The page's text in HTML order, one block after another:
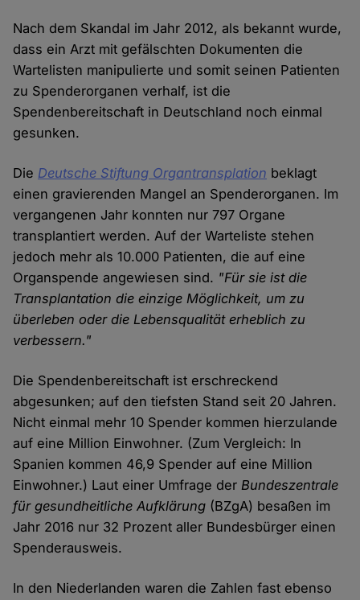
Nach dem Skandal im Jahr 2012, als bekannt wurde,
dass ein Arzt mit gefälschten Dokumenten die
Wartelisten manipulierte und somit seinen Patienten
zu Spenderorganen verhalf, ist die
Spendenbereitschaft in Deutschland noch einmal
gesunken.
Die Deutsche Stiftung Organtransplation beklagt
einen gravierenden Mangel an Spenderorganen. Im
vergangenen Jahr konnten nur 797 Organe
transplantiert werden. Auf der Warteliste stehen
jedoch mehr als 10.000 Patienten, die auf eine
Organspende angewiesen sind. "Für sie ist die
Transplantation die einzige Möglichkeit, um zu
überleben oder die Lebensqualität erheblich zu
verbessern."
Die Spendenbereitschaft ist erschreckend
abgesunken; auf den tiefsten Stand seit 20 Jahren.
Nicht einmal mehr 10 Spender kommen hierzulande
auf eine Million Einwohner. (Zum Vergleich: In
Spanien kommen 46,9 Spender auf eine Million
Einwohner.) Laut einer Umfrage derBundeszentrale
für gesundheitliche Aufklärung (BZgA) besaßen im
Jahr 2016 nur 32 Prozent aller Bundesbürger einen
Spenderausweis.
In den Niederlanden waren die Zahlen fast ebenso